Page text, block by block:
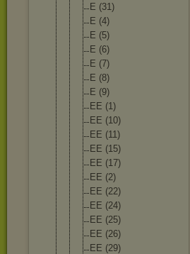
E (31)
E (4)
E (5)
E (6)
E (7)
E (8)
E (9)
EE (1)
EE (10)
EE (11)
EE (15)
EE (17)
EE (2)
EE (22)
EE (24)
EE (25)
EE (26)
EE (29)